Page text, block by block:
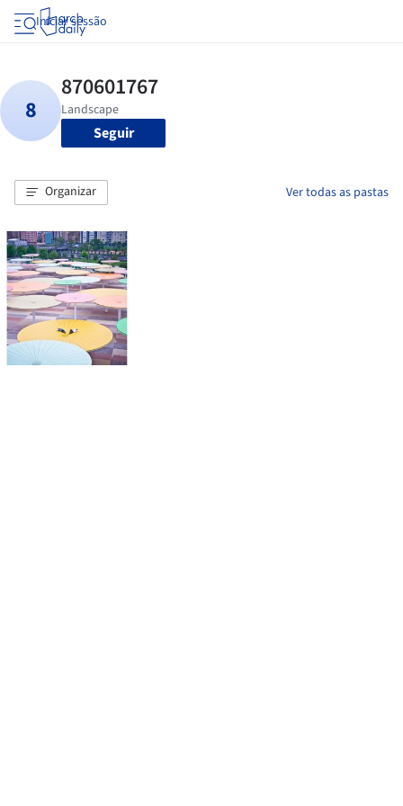
Iniciar sessão
Seguir
Organizar Ver todas as pastas